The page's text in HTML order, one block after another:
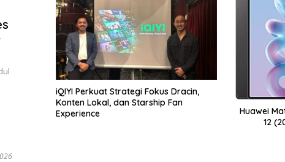
iQIYI Perkuat Strategi Fokus Dracin,
Konten Lokal, dan Starship Fan
Experience
Huawei
12